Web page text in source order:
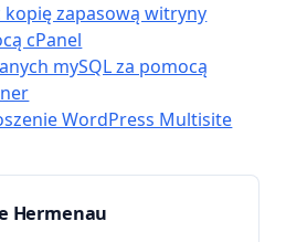
kopię zapasową witryny
cPanel
mySQL za pomocą
WordPress Multisite
Hermenau